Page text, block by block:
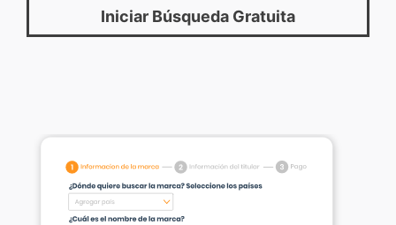
Iniciar Búsqueda Gratuita